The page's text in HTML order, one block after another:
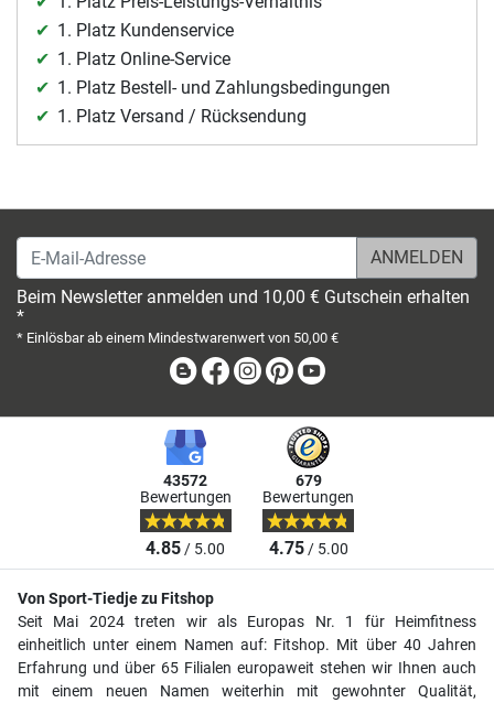
1. Platz Kundenservice
1. Platz Online-Service
1. Platz Bestell- und Zahlungsbedingungen
1. Platz Versand / Rücksendung
E-Mail-Adresse
Beim Newsletter anmelden und 10,00 € Gutschein erhalten
*
* Einlösbar ab einem Mindestwarenwert von 50,00 €
BlogFacebook
Instagram
Pinterest
43572
Bewertungen
4.85/ 5.00
679
Bewertungen
4.75/ 5.00
Von Sport-Tiedje zu Fitshop
Seit Mai 2024 treten wir als Europas Nr. 1 für Heimfitness
einheitlich unter einem Namen auf: Fitshop. Mit über 40 Jahren
Erfahrung und über 65 Filialen europaweit stehen wir Ihnen auch
mit einem neuen Namen weiterhin mit gewohnter Qualität,